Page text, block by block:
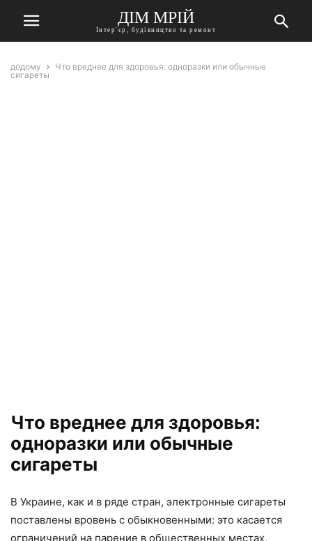
ДІМ МРІЙ
Інтер'єр, будівництво та ремонт
додому
Что вреднее для здоровья: одноразки или обычные
сигареты
Что вреднее для здоровья:
одноразки или обычные
сигареты
В Украине, как и в ряде стран, электронные сигареты
поставлены вровень с обыкновенными: это касается
ограничений на парение в общественных местах,